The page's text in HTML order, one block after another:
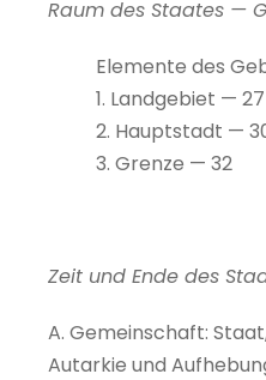
Raum des Staates —
Elemente des
1. Landgebiet — 27
2. Hauptstadt —
3. Grenze — 32
Zeit und Ende des
A. Gemeinschaft:
Autarkie und